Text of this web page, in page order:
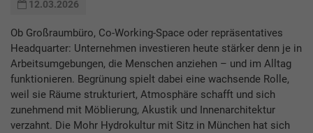
12.03.2026
Ob Großraumbüro, Co-Working-Space oder repräsentatives
Headquarter: Unternehmen investieren heute stärker denn je in
Arbeitsumgebungen, die Menschen anziehen – und im Alltag
funktionieren. Begrünung spielt dabei eine wachsende Rolle,
weil sie Räume strukturiert, Atmosphäre schafft und sich
zunehmend mit Möblierung, Akustik und Innenarchitektur
verzahnt. Die Mohr Hydrokultur mit Sitz in München hat sich